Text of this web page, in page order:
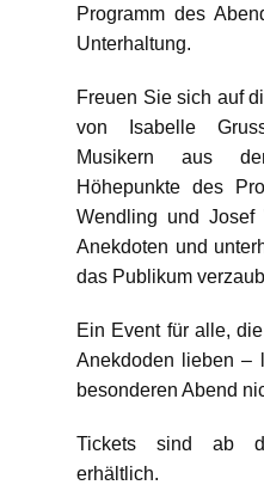
Programm des
Unterhaltung.
Freuen Sie sich auf
von Isabelle
Musikern aus
Höhepunkte des
Wendling und Josef
Anekdoten und
das Publikum
Ein Event für alle,
Anekdoden lieben –
besonderen Abend
Tickets sind ab
erhältlich.